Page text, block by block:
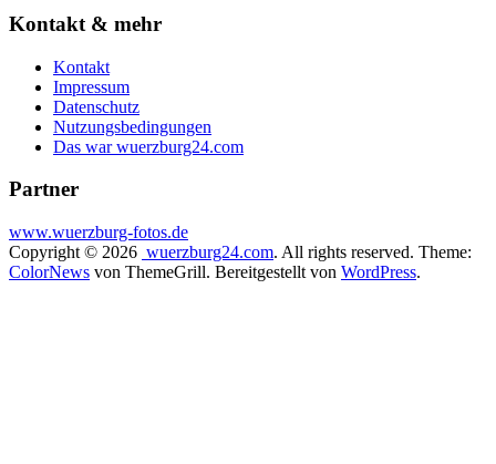
Kontakt & mehr
Kontakt
Impressum
Datenschutz
Nutzungsbedingungen
Das war wuerzburg24.com
Partner
www.wuerzburg-fotos.de
Copyright © 2026 wuerzburg24.com. All rights reserved. Theme:
ColorNews von ThemeGrill. Bereitgestellt von WordPress.